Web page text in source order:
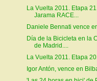
La Vuelta 2011. Etapa
Jarama RACE...
Daniele Bennati vence
Día de la Bicicleta en la
de Madrid....
La Vuelta 2011. Etapa
Igor Antón, vence en